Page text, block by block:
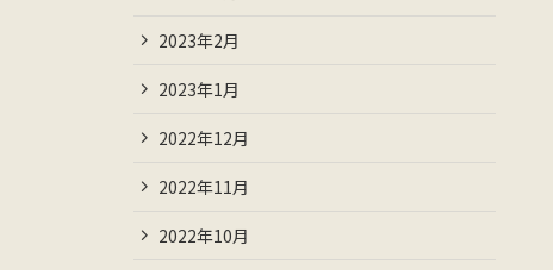
2023年2月
2023年1月
2022年12月
2022年11月
2022年10月